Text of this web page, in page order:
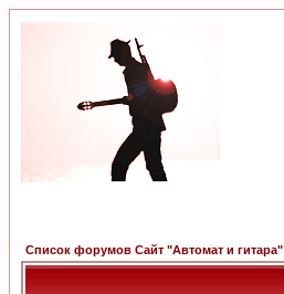
Список форумов Сайт "Автомат и гитара"